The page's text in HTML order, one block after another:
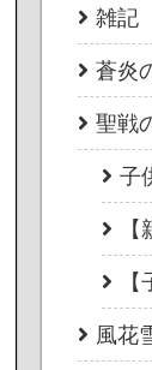
雑記
蒼炎
聖戦
子
風花